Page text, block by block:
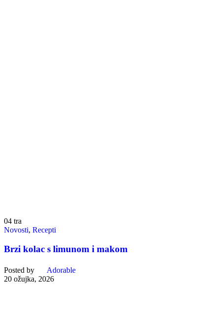
04 tra
Novosti, Recepti
Brzi kolac s limunom i makom
Posted by
Adorable
20 ožujka, 2026